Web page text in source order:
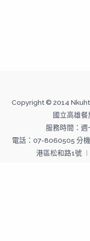
Copyright © 2014
國立高雄餐
服務時間：
電話：07-8060505 分
港區松和路1號 ︱